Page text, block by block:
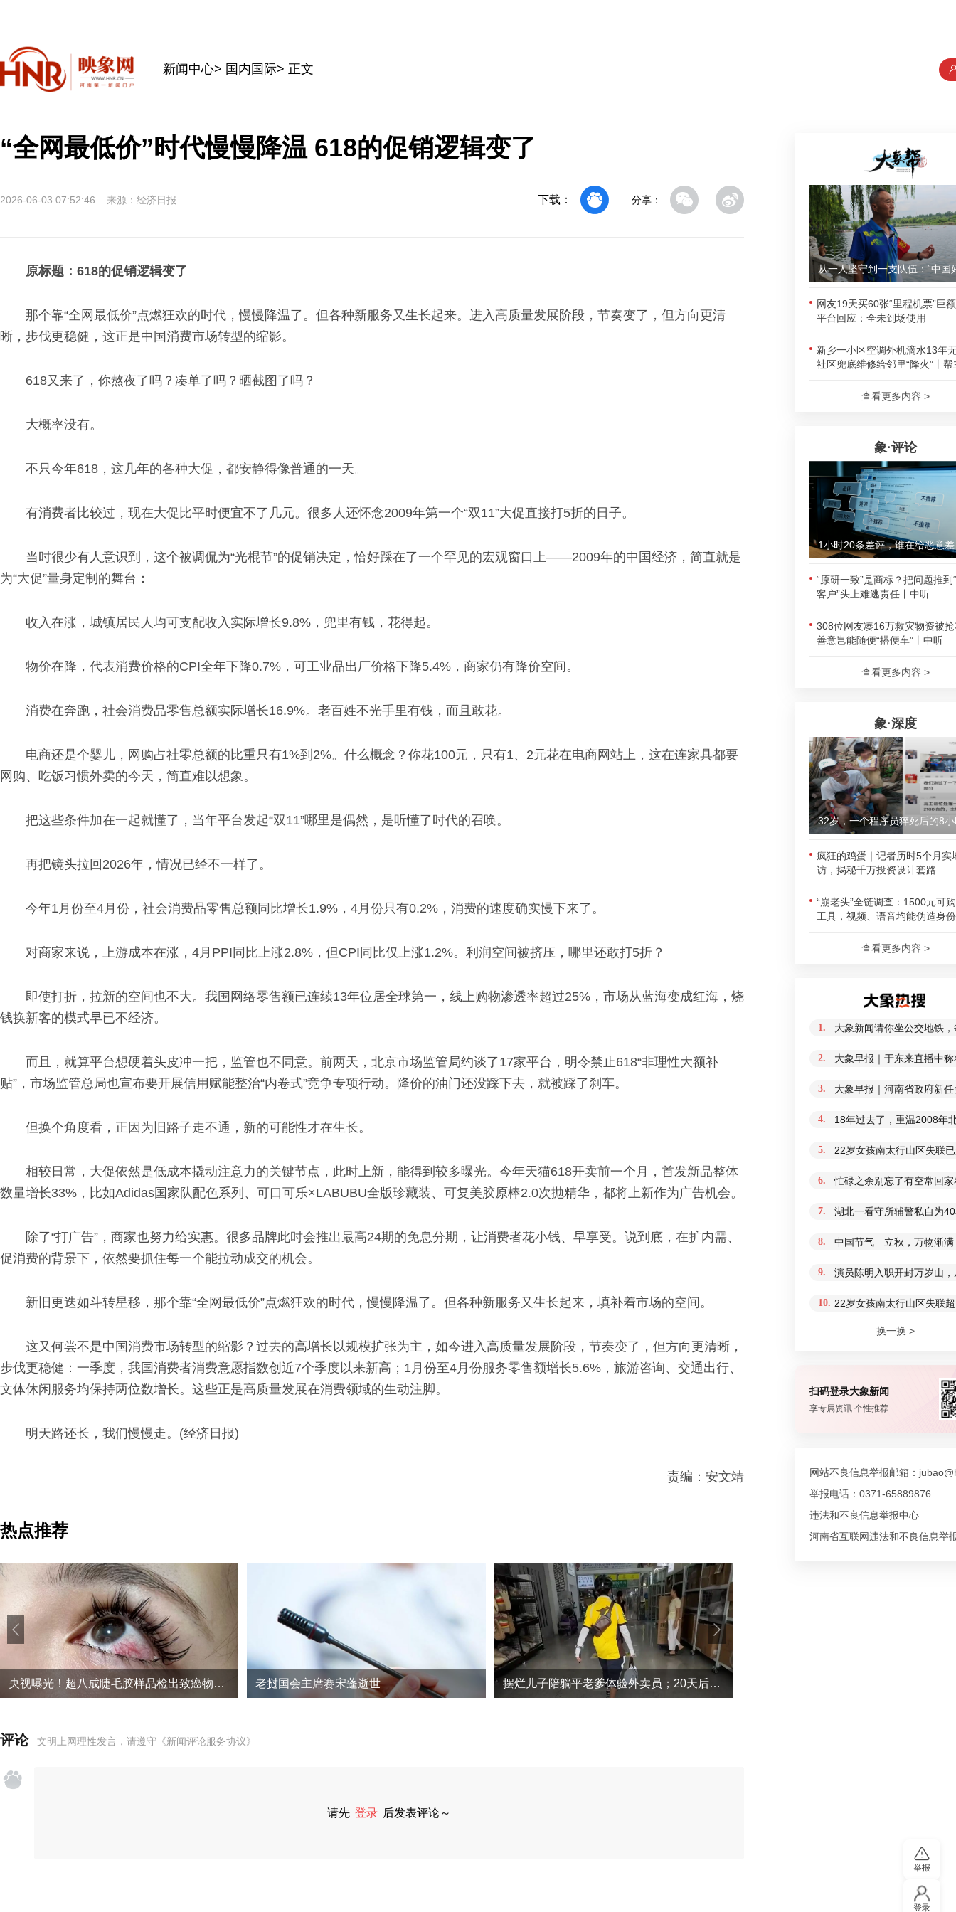
新闻中心> 国内国际> 正文
“全网最低价”时代慢慢降温 618的促销逻辑变了
2026-06-03 07:52:46 来源：经济日报 下载： 分享：
原标题：618的促销逻辑变了
那个靠“全网最低价”点燃狂欢的时代，慢慢降温了。但各种新服务又生长起来。进入高质量发展阶段，节奏变了，但方向更清
晰，步伐更稳健，这正是中国消费市场转型的缩影。
618又来了，你熬夜了吗？凑单了吗？晒截图了吗？
大概率没有。
不只今年618，这几年的各种大促，都安静得像普通的一天。
有消费者比较过，现在大促比平时便宜不了几元。很多人还怀念2009年第一个“双11”大促直接打5折的日子。
当时很少有人意识到，这个被调侃为“光棍节”的促销决定，恰好踩在了一个罕见的宏观窗口上——2009年的中国经济，简直就是
为“大促”量身定制的舞台：
收入在涨，城镇居民人均可支配收入实际增长9.8%，兜里有钱，花得起。
物价在降，代表消费价格的CPI全年下降0.7%，可工业品出厂价格下降5.4%，商家仍有降价空间。
消费在奔跑，社会消费品零售总额实际增长16.9%。老百姓不光手里有钱，而且敢花。
电商还是个婴儿，网购占社零总额的比重只有1%到2%。什么概念？你花100元，只有1、2元花在电商网站上，这在连家具都要
网购、吃饭习惯外卖的今天，简直难以想象。
把这些条件加在一起就懂了，当年平台发起“双11”哪里是偶然，是听懂了时代的召唤。
再把镜头拉回2026年，情况已经不一样了。
今年1月份至4月份，社会消费品零售总额同比增长1.9%，4月份只有0.2%，消费的速度确实慢下来了。
对商家来说，上游成本在涨，4月PPI同比上涨2.8%，但CPI同比仅上涨1.2%。利润空间被挤压，哪里还敢打5折？
即使打折，拉新的空间也不大。我国网络零售额已连续13年位居全球第一，线上购物渗透率超过25%，市场从蓝海变成红海，烧
钱换新客的模式早已不经济。
而且，就算平台想硬着头皮冲一把，监管也不同意。前两天，北京市场监管局约谈了17家平台，明令禁止618“非理性大额补
贴”，市场监管总局也宣布要开展信用赋能整治“内卷式”竞争专项行动。降价的油门还没踩下去，就被踩了刹车。
但换个角度看，正因为旧路子走不通，新的可能性才在生长。
相较日常，大促依然是低成本撬动注意力的关键节点，此时上新，能得到较多曝光。今年天猫618开卖前一个月，首发新品整体
数量增长33%，比如Adidas国家队配色系列、可口可乐×LABUBU全版珍藏装、可复美胶原棒2.0次抛精华，都将上新作为广告机会。
除了“打广告”，商家也努力给实惠。很多品牌此时会推出最高24期的免息分期，让消费者花小钱、早享受。说到底，在扩内需、
促消费的背景下，依然要抓住每一个能拉动成交的机会。
新旧更迭如斗转星移，那个靠“全网最低价”点燃狂欢的时代，慢慢降温了。但各种新服务又生长起来，填补着市场的空间。
这又何尝不是中国消费市场转型的缩影？过去的高增长以规模扩张为主，如今进入高质量发展阶段，节奏变了，但方向更清晰，
步伐更稳健：一季度，我国消费者消费意愿指数创近7个季度以来新高；1月份至4月份服务零售额增长5.6%，旅游咨询、交通出行、
文体休闲服务均保持两位数增长。这些正是高质量发展在消费领域的生动注脚。
明天路还长，我们慢慢走。(经济日报)
责编：安文靖
热点推荐
央视曝光！超八成睫毛胶样品检出致癌物，部分成分接近502胶 老挝国会主席赛宋蓬逝世 摆烂儿子陪躺平老爹体验外卖员；20天后少年不再任性，父亲也开始自我反省
评论 文明上网理性发言，请遵守 《新闻评论服务协议》
请先 登录 后发表评论～
网友19天买60张“里程机票”巨
平台回应：全未到场使用
新乡一小区空调外机滴水13年
社区兜底维修给邻里“降火”丨帮
查看更多内容 >
象·评论
“原研一致”是商标？把问题推到
客户”头上难逃责任丨中听
308位网友凑16万救灾物资被
善意岂能随便“搭便车”丨中听
查看更多内容 >
象·深度
32岁，一个程序员猝死后的8
疯狂的鸡蛋｜记者历时5个月实
访，揭秘千万投资设计套路
“崩老头”全链调查：1500元可
工具，视频、语音均能伪造身份
查看更多内容 >
1. 大象新闻请你坐公交地铁
2. 大象早报｜于东来直播中
3. 大象早报｜河南省政府新
4. 18年过去了，重温2008年
5. 22岁女孩南太行山区失联
6. 忙碌之余别忘了有空常回家
7. 湖北一看守所辅警私自为
8. 中国节气—立秋，万物渐满
9. 演员陈明入职开封万岁山，
10. 22岁女孩南太行山区失联
换一换 >
扫码登录大象新闻
享专属资讯 个性推荐
网站不良信息举报邮箱：
举报电话：0371-65889876
违法和不良信息举报中心
河南省互联网违法和不良信息举
举报
登录